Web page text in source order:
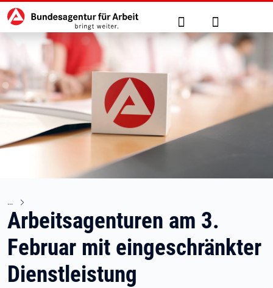
zu den Hauptinhalten springen
Hauptnavigation Suche Anmelden
Arbeitsagenturen am 3.
Februar mit eingeschränkter
Dienstleistung